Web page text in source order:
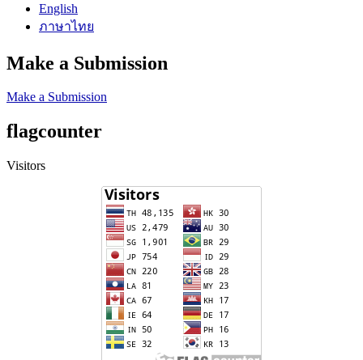
English
ภาษาไทย
Make a Submission
Make a Submission
flagcounter
Visitors